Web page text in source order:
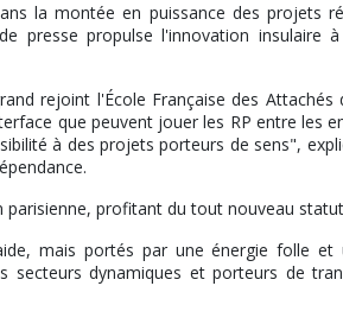
la montée en puissance des projets
presse propulse l'innovation insulaire
rejoint l'École Française des
que peuvent jouer les RP entre les
à des projets porteurs de sens",
parisienne, profitant du tout nouveau
mais portés par une énergie folle
secteurs dynamiques et porteurs de